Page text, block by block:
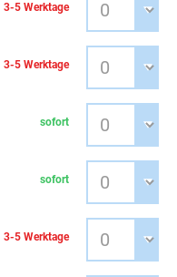
3-5 Werktage
3-5 Werktage
sofort
sofort
3-5 Werktage